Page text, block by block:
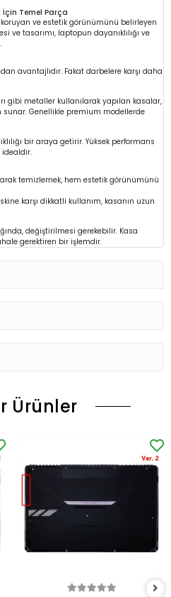
İçin Temel Parça
ve estetik görünümünü belirleyen
ve tasarımı, laptopun dayanıklılığı ve
avantajlıdır. Fakat darbelere karşı daha
gibi metaller kullanılarak yapılan kasalar,
sunar. Genellikle premium modellerde
bir araya getirir. Yüksek performans
idealdir.
temizlemek, hem estetik görünümünü
karşı dikkatli kullanım, kasanın uzun
değiştirilmesi gerekebilir. Kasa
gerektiren bir işlemdir.
Ürünler